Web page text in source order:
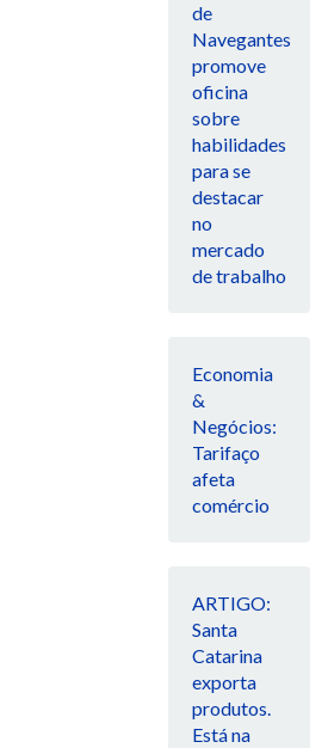
de
Navegantes
promove
oficina
sobre
habilidades
para se
destacar
no
mercado
de trabalho
Economia
&
Negócios:
Tarifaço
afeta
comércio
ARTIGO:
Santa
Catarina
exporta
produtos.
Está na